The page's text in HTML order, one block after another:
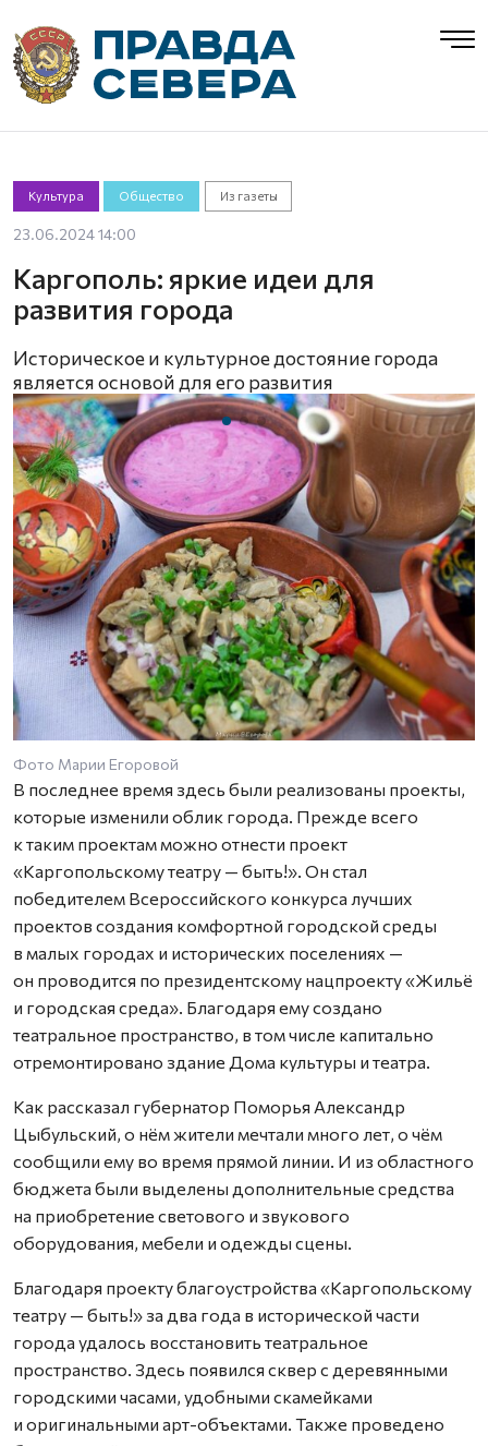
Культура Общество Из газеты
23.06.2024 14:00
Каргополь: яркие идеи для
развития города
Историческое и культурное достояние города
является основой для его развития
Фото Марии Егоровой
В последнее время здесь были реализованы проекты,
которые изменили облик города. Прежде всего
к таким проектам можно отнести проект
«Каргопольскому театру — быть!». Он стал
победителем Всероссийского конкурса лучших
проектов создания комфортной городской среды
в малых городах и исторических поселениях —
он проводится по президентскому нацпроекту «Жильё
и городская среда». Благодаря ему создано
театральное пространство, в том числе капитально
отремонтировано здание Дома культуры и театра.
Как рассказал губернатор Поморья Александр
Цыбульский, о нём жители мечтали много лет, о чём
сообщили ему во время прямой линии. И из областного
бюджета были выделены дополнительные средства
на приобретение светового и звукового
оборудования, мебели и одежды сцены.
Благодаря проекту благоустройства «Каргопольскому
театру — быть!» за два года в исторической части
города удалось восстановить театральное
пространство. Здесь появился сквер с деревянными
городскими часами, удобными скамейками
и оригинальными арт-объектами. Также проведено